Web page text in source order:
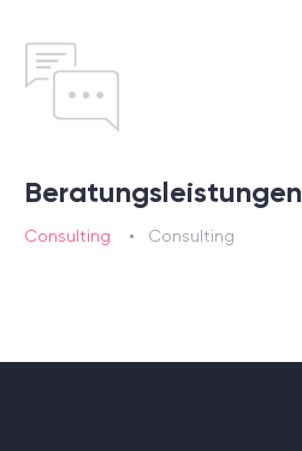
Beratungsleistungen
Consulting Consulting